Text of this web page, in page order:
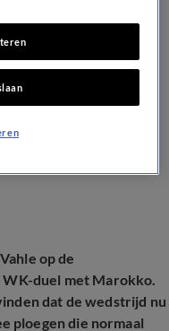
met
jammer
nú al
op de
duel met Marokko.
dat de wedstrijd nu
ploegen die normaal